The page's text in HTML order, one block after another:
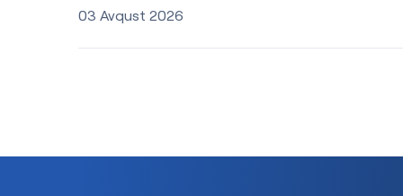
03 Avqust 2026